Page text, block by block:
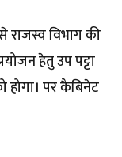
राजस्व विभाग की
हेतु उप पट्टा
होगा। पर कैबिनेट